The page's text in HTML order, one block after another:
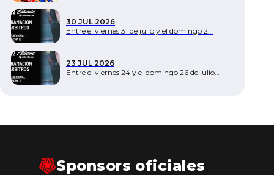
Documentos
30 JUL 2026
Entre el viernes 31 de julio y el domingo 2…
23 JUL 2026
Entre el viernes 24 y el domingo 26 de julio…
Sponsors oficiales